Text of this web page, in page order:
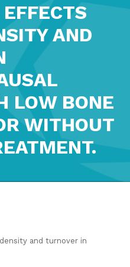
AND
LOW BONE
WITHOUT
and turnover in